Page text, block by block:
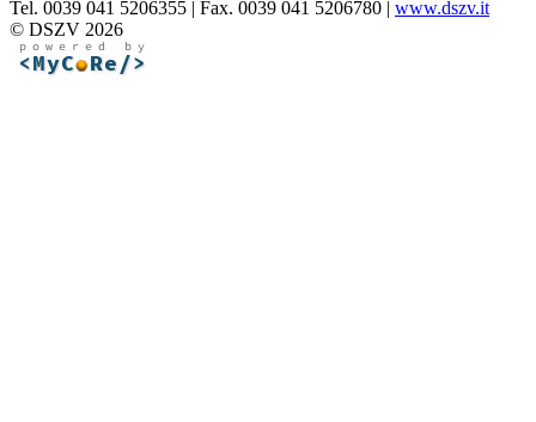
Tel. 0039 041 5206355 | Fax. 0039 041 5206780 | www.dszv.it
© DSZV 2026